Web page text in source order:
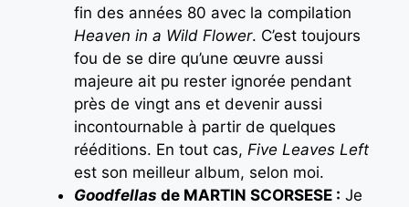
fin des années 80 avec la compilation
Heaven in a Wild Flower. C’est toujours
fou de se dire qu’une œuvre aussi
majeure ait pu rester ignorée pendant
près de vingt ans et devenir aussi
incontournable à partir de quelques
rééditions. En tout cas, Five Leaves Left
est son meilleur album, selon moi.
Goodfellas de MARTIN SCORSESE : Je